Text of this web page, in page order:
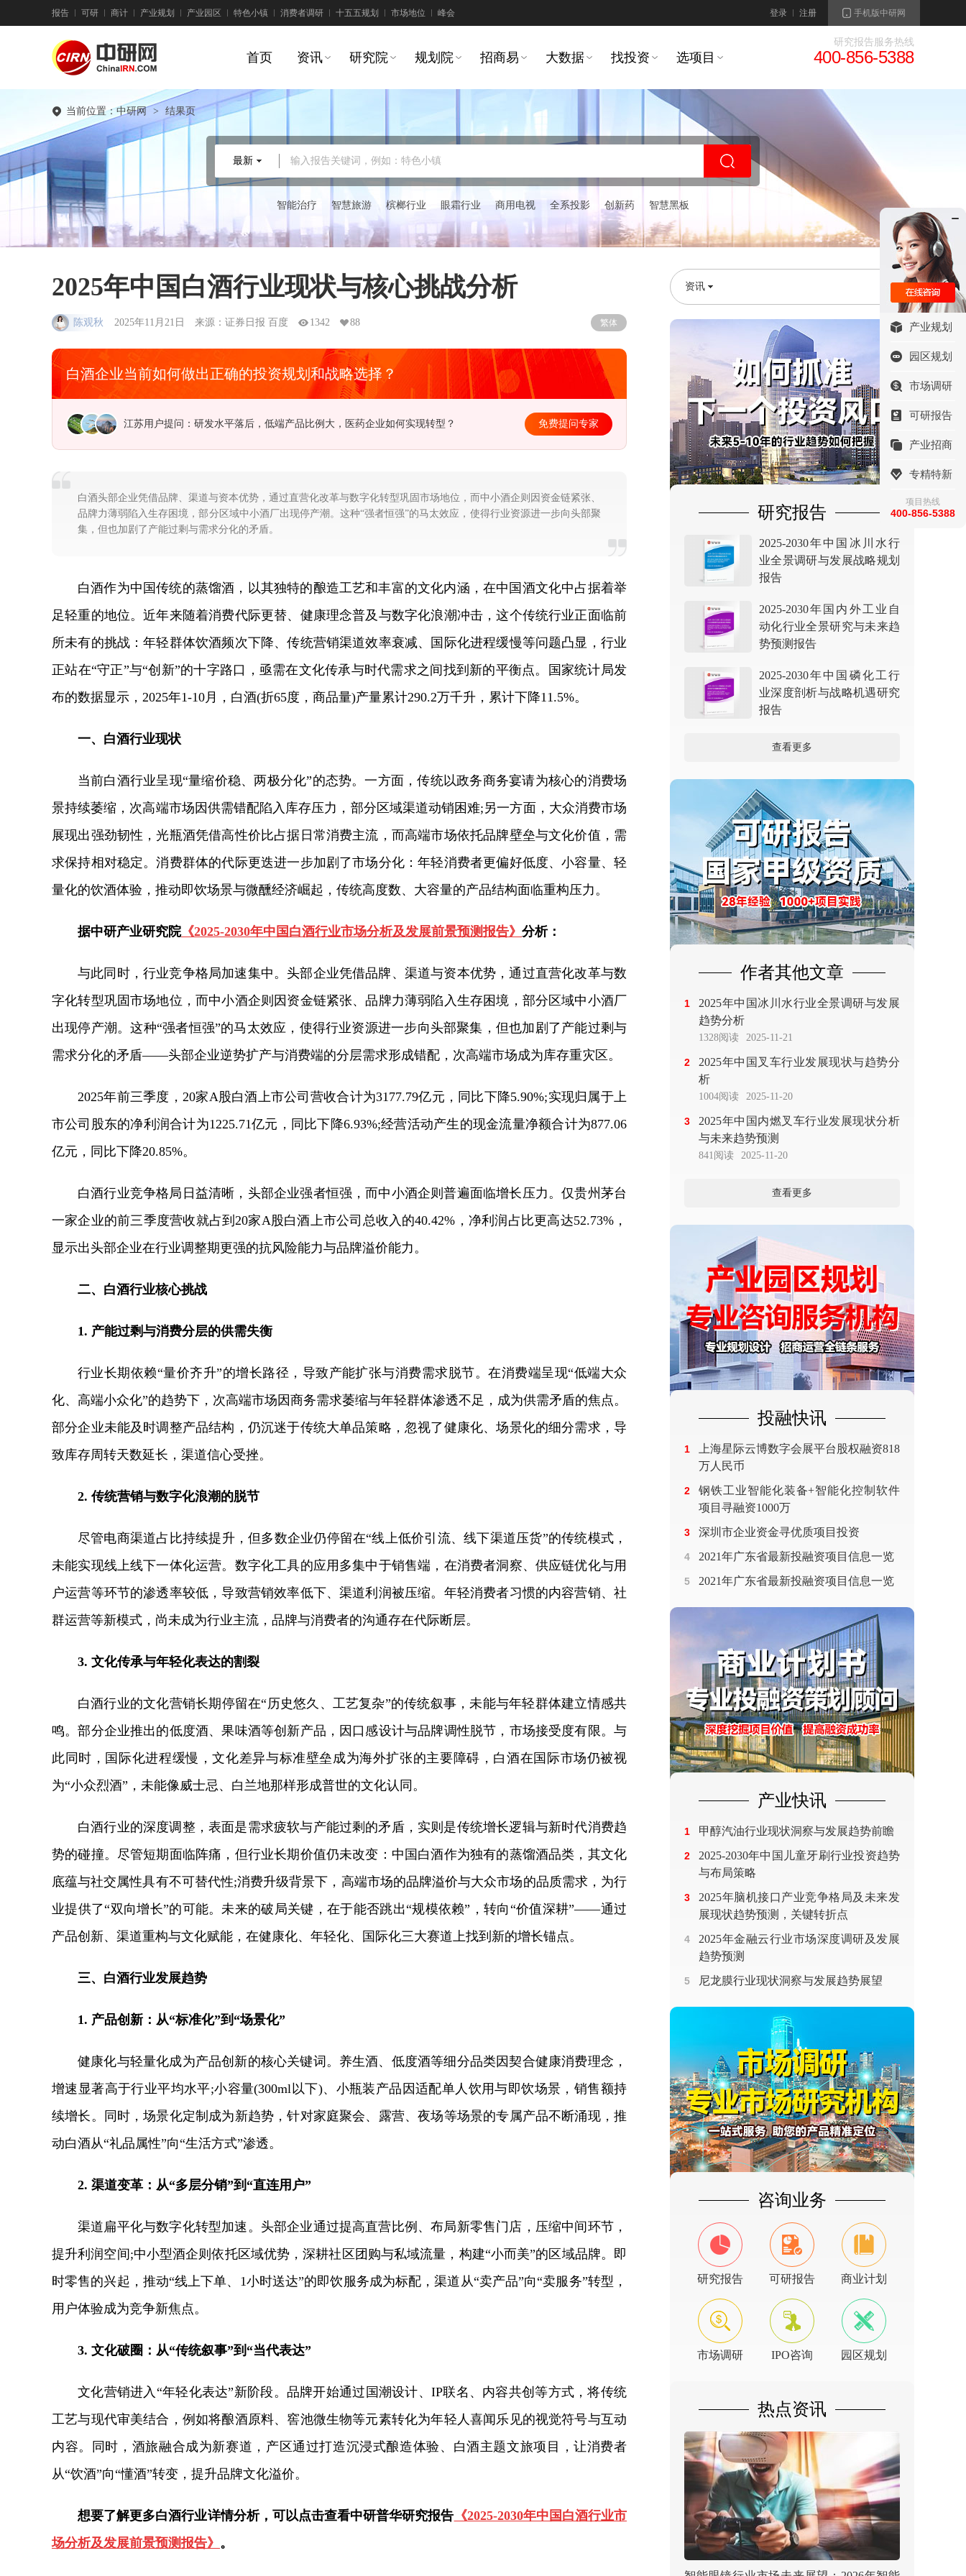
报告 可研 商计 产业规划 产业园区 特色小镇 消费者调研 十五五规划 市场地位 峰会 登录 注册 手机版中研网
首页 资讯 研究院 规划院 招商易 大数据 找投资 选项目
研究报告服务热线
400-856-5388
当前位置：中研网 > 结果页
输入报告关键词，例如：特色小镇
最新
智能治疗 智慧旅游 槟榔行业 眼霜行业 商用电视 全系投影 创新药 智慧黑板
2025年中国白酒行业现状与核心挑战分析
陈观秋 2025年11月21日 来源：证券日报 百度 1342 88 繁体
白酒企业当前如何做出正确的投资规划和战略选择？
广东用户提问：中国海洋经济走出去的新路径在哪？该如何去制定长远规划？ 免费提问专家
白酒头部企业凭借品牌、渠道与资本优势，通过直营化改革与数字化转型巩固市场地位，而中小酒企则因资金链紧张、
品牌力薄弱陷入生存困境，部分区域中小酒厂出现停产潮。这种“强者恒强”的马太效应，使得行业资源进一步向头部聚
集，但也加剧了产能过剩与需求分化的矛盾。
白酒作为中国传统的蒸馏酒，以其独特的酿造工艺和丰富的文化内涵，在中国酒文化中占据着举
足轻重的地位。近年来随着消费代际更替、健康理念普及与数字化浪潮冲击，这个传统行业正面临前
所未有的挑战：年轻群体饮酒频次下降、传统营销渠道效率衰减、国际化进程缓慢等问题凸显，行业
正站在“守正”与“创新”的十字路口，亟需在文化传承与时代需求之间找到新的平衡点。国家统计局发
布的数据显示，2025年1-10月，白酒(折65度，商品量)产量累计290.2万千升，累计下降11.5%。
一、白酒行业现状
当前白酒行业呈现“量缩价稳、两极分化”的态势。一方面，传统以政务商务宴请为核心的消费场
景持续萎缩，次高端市场因供需错配陷入库存压力，部分区域渠道动销困难;另一方面，大众消费市场
展现出强劲韧性，光瓶酒凭借高性价比占据日常消费主流，而高端市场依托品牌壁垒与文化价值，需
求保持相对稳定。消费群体的代际更迭进一步加剧了市场分化：年轻消费者更偏好低度、小容量、轻
量化的饮酒体验，推动即饮场景与微醺经济崛起，传统高度数、大容量的产品结构面临重构压力。
据中研产业研究院《2025-2030年中国白酒行业市场分析及发展前景预测报告》 分析：
与此同时， 行业竞争格局加速集中。头部企业凭借品牌、渠道与资本优势，通过直营化改革与数
字化转型巩固市场地位，而中小酒企则因资金链紧张、品牌力薄弱陷入生存困境，部分区域中小酒厂
出现停产潮。这种“强者恒强”的马太效应，使得行业资源进一步向头部聚集，但也加剧了产能过剩与
需求分化的矛盾——头部企业逆势扩产与消费端的分层需求形成错配，次高端市场成为库存重灾区。
2025年前三季度，20家A股白酒上市公司营收合计为3177.79亿元，同比下降5.90%;实现归属于上
市公司股东的净利润合计为1225.71亿元，同比下降6.93%;经营活动产生的现金流量净额合计为877.06
亿元，同比下降20.85%。
白酒行业竞争格局日益清晰，头部企业强者恒强，而中小酒企则普遍面临增长压力。仅贵州茅台
一家企业的前三季度营收就占到20家A股白酒上市公司总收入的40.42%，净利润占比更高达52.73%，
显示出头部企业在行业调整期更强的抗风险能力与品牌溢价能力。
二、白酒行业核心挑战
1. 产能过剩与消费分层的供需失衡
行业长期依赖“量价齐升”的增长路径，导致产能扩张与消费需求脱节。在消费端呈现“低端大众
化、高端小众化”的趋势下，次高端市场因商务需求萎缩与年轻群体渗透不足，成为供需矛盾的焦点。
部分企业未能及时调整产品结构，仍沉迷于传统大单品策略，忽视了健康化、场景化的细分需求，导
致库存周转天数延长，渠道信心受挫。
2. 传统营销与数字化浪潮的脱节
尽管电商渠道占比持续提升，但多数企业仍停留在“线上低价引流、线下渠道压货”的传统模式，
未能实现线上线下一体化运营。数字化工具的应用多集中于销售端，在消费者洞察、供应链优化与用
户运营等环节的渗透率较低，导致营销效率低下、渠道利润被压缩。年轻消费者习惯的内容营销、社
群运营等新模式，尚未成为行业主流，品牌与消费者的沟通存在代际断层。
3. 文化传承与年轻化表达的割裂
白酒行业的文化营销长期停留在“历史悠久、工艺复杂”的传统叙事，未能与年轻群体建立情感共
鸣。部分企业推出的低度酒、果味酒等创新产品，因口感设计与品牌调性脱节，市场接受度有限。与
此同时，国际化进程缓慢，文化差异与标准壁垒成为海外扩张的主要障碍，白酒在国际市场仍被视
为“小众烈酒”，未能像威士忌、白兰地那样形成普世的文化认同。
白酒行业的深度调整，表面是需求疲软与产能过剩的矛盾，实则是传统增长逻辑与新时代消费趋
势的碰撞。尽管短期面临阵痛，但行业长期价值仍未改变：中国白酒作为独有的蒸馏酒品类，其文化
底蕴与社交属性具有不可替代性;消费升级背景下，高端市场的品牌溢价与大众市场的品质需求，为行
业提供了“双向增长”的可能。未来的破局关键，在于能否跳出“规模依赖”，转向“价值深耕”——通过
产品创新、渠道重构与文化赋能，在健康化、年轻化、国际化三大赛道上找到新的增长锚点。
三、白酒行业发展趋势
1. 产品创新：从“标准化”到“场景化”
健康化与轻量化成为产品创新的核心关键词。养生酒、低度酒等细分品类因契合健康消费理念，
增速显著高于行业平均水平;小容量(300ml以下)、小瓶装产品因适配单人饮用与即饮场景，销售额持
续增长。同时，场景化定制成为新趋势，针对家庭聚会、露营、夜场等场景的专属产品不断涌现，推
动白酒从“礼品属性”向“生活方式”渗透。
2. 渠道变革：从“多层分销”到“直连用户”
渠道扁平化与数字化转型加速。头部企业通过提高直营比例、布局新零售门店，压缩中间环节，
提升利润空间;中小型酒企则依托区域优势，深耕社区团购与私域流量，构建“小而美”的区域品牌。即
时零售的兴起，推动“线上下单、1小时送达”的即饮服务成为标配，渠道从“卖产品”向“卖服务”转型，
用户体验成为竞争新焦点。
3. 文化破圈：从“传统叙事”到“当代表达”
文化营销进入“年轻化表达”新阶段。品牌开始通过国潮设计、IP联名、内容共创等方式，将传统
工艺与现代审美结合，例如将酿酒原料、窖池微生物等元素转化为年轻人喜闻乐见的视觉符号与互动
内容。同时，酒旅融合成为新赛道，产区通过打造沉浸式酿造体验、白酒主题文旅项目，让消费者
从“饮酒”向“懂酒”转变，提升品牌文化溢价。
想要了解更多白酒行业详情分析，可以点击查看中研普华研究报告 《2025-2030年中国白酒行业市
场分析及发展前景预测报告》 。
资讯
研究报告
2025-2030年中国冰川水行
业全景调研与发展战略规划
报告
2025-2030年国内外工业自
动化行业全景研究与未来趋
势预测报告
2025-2030年中国磷化工行
业深度剖析与战略机遇研究
报告
查看更多
作者其他文章
1
2025年中国冰川水行业全景调研与发展
趋势分析
1328阅读 2025-11-21
2
2025年中国叉车行业发展现状与趋势分
析
1004阅读 2025-11-20
3
2025年中国内燃叉车行业发展现状分析
与未来趋势预测
841阅读 2025-11-20
查看更多
投融快讯
1
上海星际云博数字会展平台股权融资818
万人民币
2
钢铁工业智能化装备+智能化控制软件
项目寻融资1000万
3 深圳市企业资金寻优质项目投资
4 2021年广东省最新投融资项目信息一览
5 2021年广东省最新投融资项目信息一览
产业快讯
1 甲醇汽油行业现状洞察与发展趋势前瞻
2
2025-2030年中国儿童牙刷行业投资趋势
与布局策略
3
2025年脑机接口产业竞争格局及未来发
展现状趋势预测，关键转折点
4
2025年金融云行业市场深度调研及发展
趋势预测
5 尼龙膜行业现状洞察与发展趋势展望
咨询业务
研究报告 可研报告 商业计划
市场调研 IPO咨询 园区规划
热点资讯
产业规划
园区规划
市场调研
可研报告
产业招商
专精特新
项目热线
400-856-5388